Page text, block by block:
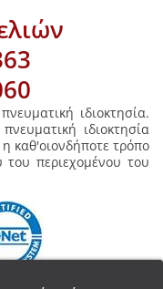
ιδιοκτησία.
ιδιοκτησία
καθ'οιονδήποτε τρόπο
περιεχομένου του